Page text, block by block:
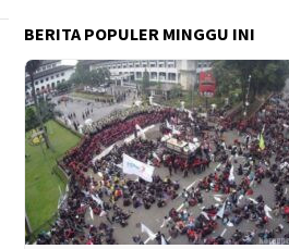
BERITA POPULER MINGGU INI